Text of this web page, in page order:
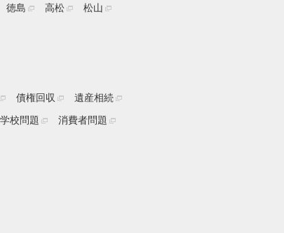
徳島 高松
松山
債権回収
遺産相続
学校問題
消費者問題